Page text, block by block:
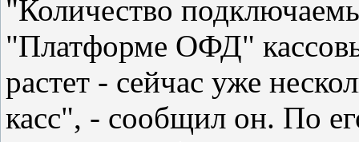
"Количество
"Платформе ОФД"
растет - сейчас уже
касс", - сообщил он. По